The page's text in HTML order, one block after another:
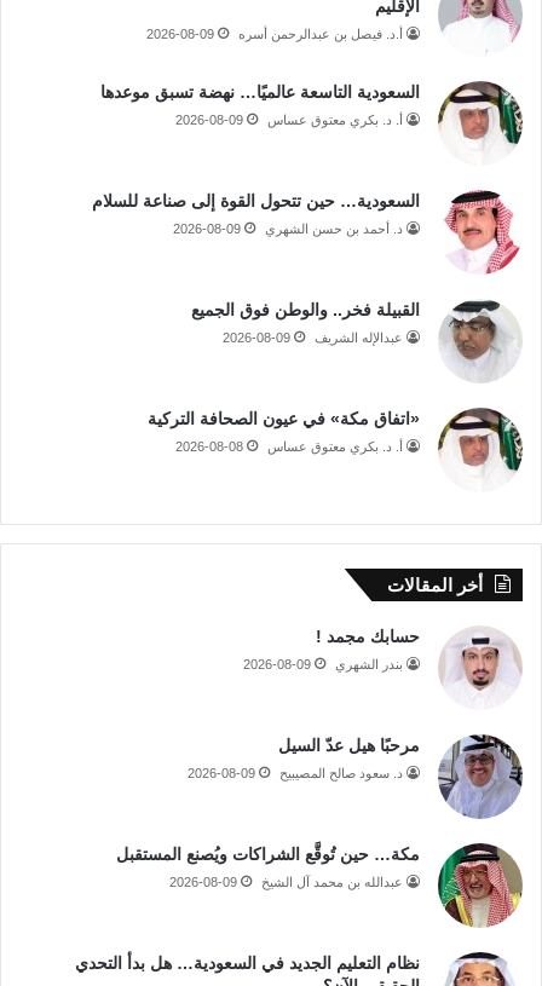
الإقليم
أ.د. فيصل بن عبدالرحمن أسره 2026-08-09
السعودية التاسعة عالميًا… نهضة تسبق موعدها
أ. د. بكري معتوق عساس 2026-08-09
السعودية… حين تتحول القوة إلى صناعة للسلام
د. أحمد بن حسن الشهري 2026-08-09
القبيلة فخر.. والوطن فوق الجميع
عبدالإله الشريف 2026-08-09
«اتفاق مكة» في عيون الصحافة التركية
أ. د. بكري معتوق عساس 2026-08-08
أخر المقالات
حسابك مجمد !
بندر الشهري 2026-08-09
مرحبًا هيل عدّ السيل
د. سعود صالح المصيبيح 2026-08-09
مكة… حين تُوقَّع الشراكات ويُصنع المستقبل
عبدالله بن محمد آل الشيخ 2026-08-09
نظام التعليم الجديد في السعودية… هل بدأ التحدي